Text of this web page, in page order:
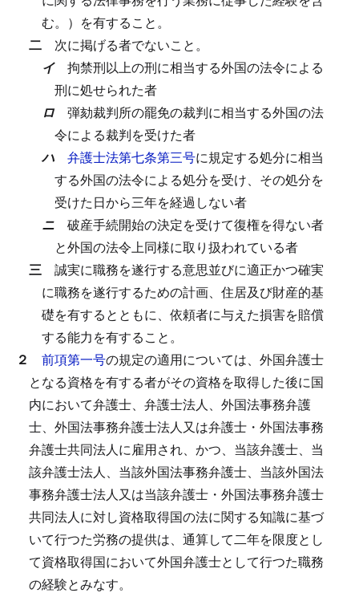
む。）を有すること。
二 次に掲げる者でないこと。
イ 拘禁刑以上の刑に相当する外国の法令による
刑に処せられた者
ロ 弾劾裁判所の罷免の裁判に相当する外国の法
令による裁判を受けた者
ハ 弁護士法第七条第三号に規定する処分に相当
する外国の法令による処分を受け、その処分を
受けた日から三年を経過しない者
ニ 破産手続開始の決定を受けて復権を得ない者
と外国の法令上同様に取り扱われている者
三 誠実に職務を遂行する意思並びに適正かつ確実
に職務を遂行するための計画、住居及び財産的基
礎を有するとともに、依頼者に与えた損害を賠償
する能力を有すること。
２ 前項第一号の規定の適用については、外国弁護士
となる資格を有する者がその資格を取得した後に国
内において弁護士、弁護士法人、外国法事務弁護
士、外国法事務弁護士法人又は弁護士・外国法事務
弁護士共同法人に雇用され、かつ、当該弁護士、当
該弁護士法人、当該外国法事務弁護士、当該外国法
事務弁護士法人又は当該弁護士・外国法事務弁護士
共同法人に対し資格取得国の法に関する知識に基づ
いて行つた労務の提供は、通算して二年を限度とし
て資格取得国において外国弁護士として行つた職務
の経験とみなす。